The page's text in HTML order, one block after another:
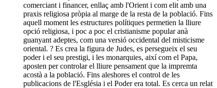
comerciant i financer, enllaç amb l'Orient i com elit amb una
praxis religiosa pròpia al marge de la resta de la població. Fins
aquell moment les estructures polítiques permetien la lliure
opció religiosa, i poc a poc el cristianisme popular anà
guanyant adeptes, com una versió occidental del misticisme
oriental. ? Es crea la figura de Judes, es persegueix el seu
poder i el seu prestigi, i les monarquies, així com el Papa,
aposten per controlar el lliure pensament que la impremta
acostà a la població. Fins aleshores el control de les
publicacions de l'Església i el Poder era total. Es cerca un relat